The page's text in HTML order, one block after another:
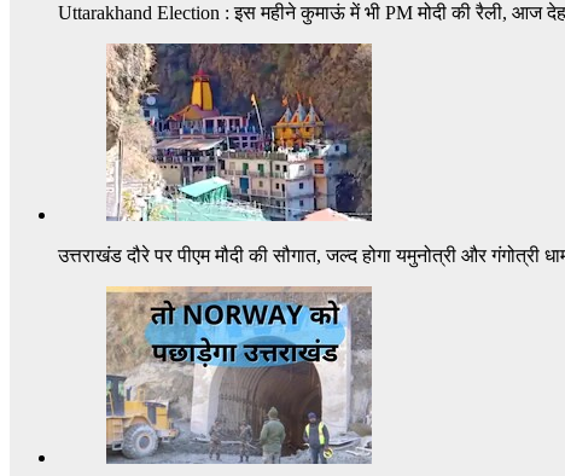
Uttarakhand Election : इस महीने कुमाऊं में भी PM मोदी की रैली, आज
उत्तराखंड दौरे पर पीएम मौदी की सौगात, जल्द होगा यमुनोत्री और गंगोत्री